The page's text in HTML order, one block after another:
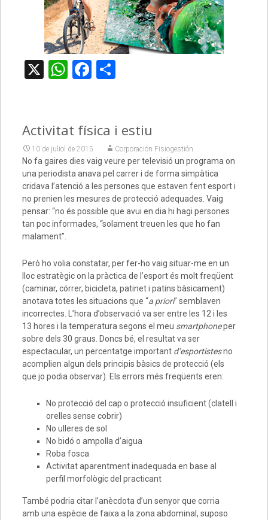
X WhatsApp
Facebook
Comparteix
Activitat física i estiu
10 de juliol de 2015 Corporación Fisiogestión
No fa gaires dies vaig veure per televisió un programa on
una periodista anava pel carrer i de forma simpàtica
cridava l’atenció a les persones que estaven fent esport i
no prenien les mesures de protecció adequades. Vaig
pensar: “no és possible que avui en dia hi hagi persones
tan poc informades, “solament treuen les que ho fan
malament”.
Però ho volia constatar, per fer-ho vaig situar-me en un
lloc estratègic on la pràctica de l’esport és molt freqüent
(caminar, córrer, bicicleta, patinet i patins bàsicament)
anotava totes les situacions que “a priori” semblaven
incorrectes. L’hora d’observació va ser entre les 12 i les
13 hores i la temperatura segons el meu smartphoneper
sobre dels 30 graus. Doncs bé, el resultat va ser
espectacular, un percentatge important d’esportistesno
acomplien algun dels principis bàsics de protecció (els
que jo podia observar). Els errors més freqüents eren:
No protecció del cap o protecció insuficient (clatell i
orelles sense cobrir)
No ulleres de sol
No bidó o ampolla d’aigua
Roba fosca
Activitat aparentment inadequada en base al
perfil morfològic del practicant
També podria citar l’anècdota d’un senyor que corria
amb una espècie de faixa a la zona abdominal, suposo